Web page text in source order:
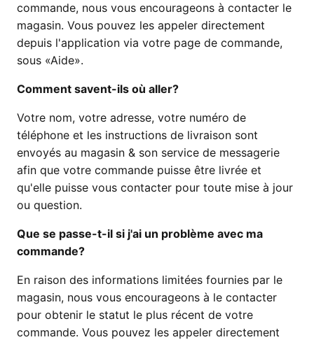
commande, nous vous encourageons à contacter le
magasin. Vous pouvez les appeler directement
depuis l'application via votre page de commande,
sous «Aide».
Comment savent-ils où aller?
Votre nom, votre adresse, votre numéro de
téléphone et les instructions de livraison sont
envoyés au magasin & son service de messagerie
afin que votre commande puisse être livrée et
qu'elle puisse vous contacter pour toute mise à jour
ou question.
Que se passe-t-il si j'ai un problème avec ma
commande?
En raison des informations limitées fournies par le
magasin, nous vous encourageons à le contacter
pour obtenir le statut le plus récent de votre
commande. Vous pouvez les appeler directement